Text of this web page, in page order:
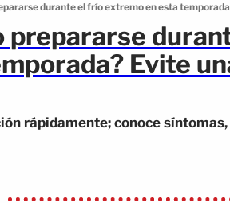
durante el frío extremo en esta
prepararse
Evite
rápidamente; conoce